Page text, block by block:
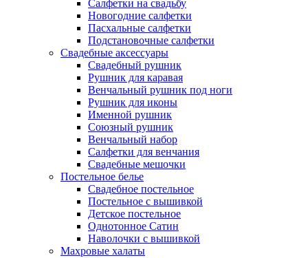
Салфетки на свадьбу
Новогодние салфетки
Пасхальные салфетки
Подстановочные салфетки
Свадебные аксессуары
Свадебный рушник
Рушник для каравая
Венчальный рушник под ноги
Рушник для иконы
Именной рушник
Союзный рушник
Венчальный набор
Салфетки для венчания
Свадебные мешочки
Постельное белье
Свадебное постельное
Постельное с вышивкой
Детское постельное
Однотонное Сатин
Наволочки с вышивкой
Махровые халаты